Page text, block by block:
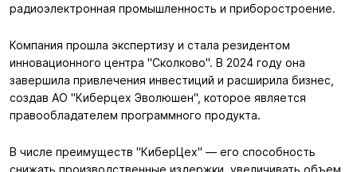
радиоэлектронная промышленность и приборостроение.
Компания прошла экспертизу и стала резидентом
инновационного центра "Сколково". В 2024 году она
завершила привлечения инвестиций и расширила бизнес,
создав АО "Киберцех Эволюшен", которое является
правообладателем программного продукта.
В числе преимуществ "КиберЦех" — его способность
снижать производственные издержки, увеличивать объем